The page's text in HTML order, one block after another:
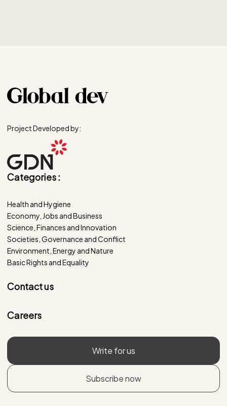
Project Developed by:
Categories :
Health and Hygiene
Economy, Jobs and Business
Science, Finances and Innovation
Societies, Governance and Conflict
Environment, Energy and Nature
Basic Rights and Equality
Contact us
Careers
Write for us
Subscribe now